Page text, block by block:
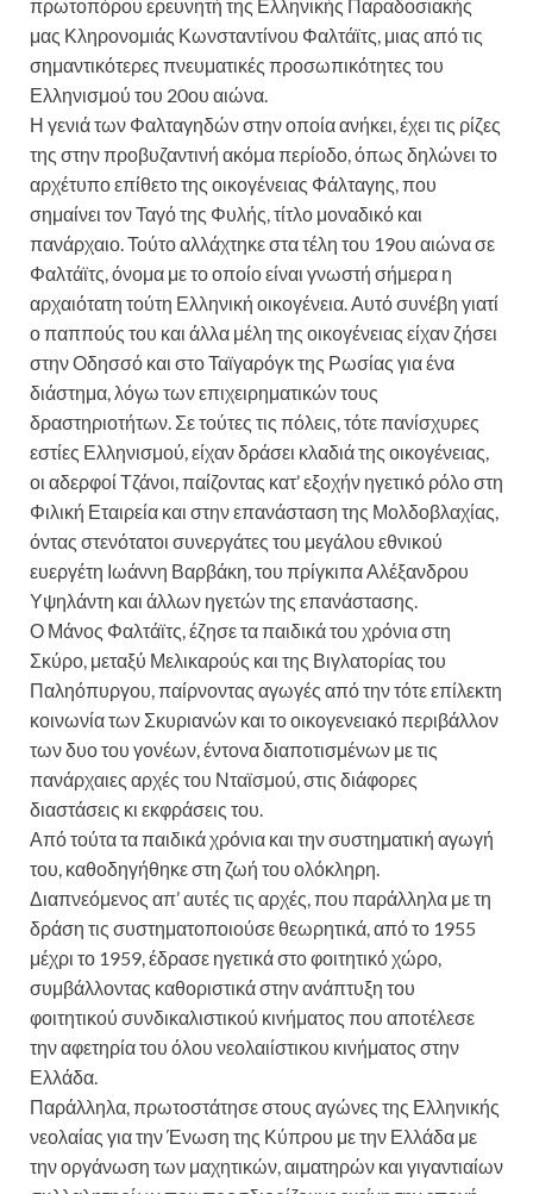
πρωτοπόρου ερευνητή της Ελληνικής Παραδοσιακής
μας Κληρονομιάς Κωνσταντίνου Φαλτάϊτς, μιας από τις
σημαντικότερες πνευματικές προσωπικότητες του
Ελληνισμού του 20ου αιώνα.
Η γενιά των Φαλταγηδών στην οποία ανήκει, έχει τις ρίζες
της στην προβυζαντινή ακόμα περίοδο, όπως δηλώνει το
αρχέτυπο επίθετο της οικογένειας Φάλταγης, που
σημαίνει τον Ταγό της Φυλής, τίτλο μοναδικό και
πανάρχαιο. Τούτο αλλάχτηκε στα τέλη του 19ου αιώνα σε
Φαλτάϊτς, όνομα με το οποίο είναι γνωστή σήμερα η
αρχαιότατη τούτη Ελληνική οικογένεια. Αυτό συνέβη γιατί
ο παππούς του και άλλα μέλη της οικογένειας είχαν ζήσει
στην Οδησσό και στο Ταϊγαρόγκ της Ρωσίας για ένα
διάστημα, λόγω των επιχειρηματικών τους
δραστηριοτήτων. Σε τούτες τις πόλεις, τότε πανίσχυρες
εστίες Ελληνισμού, είχαν δράσει κλαδιά της οικογένειας,
οι αδερφοί Τζάνοι, παίζοντας κατ’ εξοχήν ηγετικό ρόλο στη
Φιλική Εταιρεία και στην επανάσταση της Μολδοβλαχίας,
όντας στενότατοι συνεργάτες του μεγάλου εθνικού
ευεργέτη Ιωάννη Βαρβάκη, του πρίγκιπα Αλέξανδρου
Υψηλάντη και άλλων ηγετών της επανάστασης.
Ο Μάνος Φαλτάϊτς, έζησε τα παιδικά του χρόνια στη
Σκύρο, μεταξύ Μελικαρούς και της Βιγλατορίας του
Παληόπυργου, παίρνοντας αγωγές από την τότε επίλεκτη
κοινωνία των Σκυριανών και το οικογενειακό περιβάλλον
των δυο του γονέων, έντονα διαποτισμένων με τις
πανάρχαιες αρχές του Νταϊσμού, στις διάφορες
διαστάσεις κι εκφράσεις του.
Από τούτα τα παιδικά χρόνια και την συστηματική αγωγή
του, καθοδηγήθηκε στη ζωή του ολόκληρη.
Διαπνεόμενος απ’ αυτές τις αρχές, που παράλληλα με τη
δράση τις συστηματοποιούσε θεωρητικά, από το 1955
μέχρι το 1959, έδρασε ηγετικά στο φοιτητικό χώρο,
συμβάλλοντας καθοριστικά στην ανάπτυξη του
φοιτητικού συνδικαλιστικού κινήματος που αποτέλεσε
την αφετηρία του όλου νεολαιίστικου κινήματος στην
Ελλάδα.
Παράλληλα, πρωτοστάτησε στους αγώνες της Ελληνικής
νεολαίας για την Ένωση της Κύπρου με την Ελλάδα με
την οργάνωση των μαχητικών, αιματηρών και γιγαντιαίων